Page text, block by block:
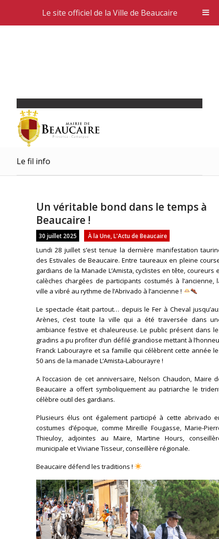
Le fil info
Un véritable bond dans le temps à
Beaucaire !
30 juillet 2025 À la Une, L'Actu de Beaucaire
Lundi 28 juillet s’est tenue la dernière manifestation
des Estivales de Beaucaire. Entre taureaux en pleine
gardians de la Manade L’Amista, cyclistes en tête, coureurs
calèches chargées de participants costumés à l’ancienne,
ville a vibré au rythme de l’Abrivado à l’ancienne !
Le spectacle était partout… depuis le Fer à Cheval
Arènes, c’est toute la ville qui a été traversée dans
ambiance festive et chaleureuse. Le public présent dans
gradins a pu profiter d’un défilé grandiose mettant à
Franck Labourayre et sa famille qui célèbrent cette année
50 ans de la manade L’Amista-Labourayre !
A l’occasion de cet anniversaire, Nelson Chaudon, Maire
Beaucaire a offert symboliquement au patriarche le
célèbre outil des gardians.
Plusieurs élus ont également participé à cette abrivado
costumes d’époque, comme Mireille Fougasse, Marie-
Thieuloy, adjointes au Maire, Martine Hours,
municipale et Viviane Tisseur, conseillère régionale.
Beaucaire défend les traditions !
Le site officiel de la Ville de Beaucaire